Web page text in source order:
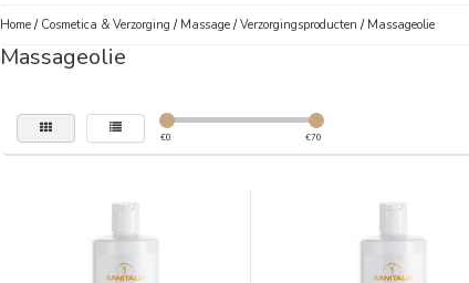
Home/ Cosmetica & Verzorging / Massage/Verzorgingsproducten / Massageolie
Massageolie
€0 €70